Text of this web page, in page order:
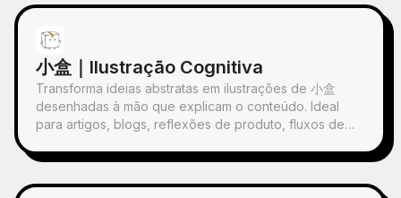
uma pequena marca quente. O título geralmente
permanece muito pequeno, poético e como uma
etiqueta de exposição, sem se sobrepor. Adequado
para criar cartazes de arte minimalistas, séries de
relíquias fotográficas, cartazes de imagens de
arquitetura e cidade, fotografia editorial abstrata,
visuais para propagação em dispositivos móveis como
小盒｜Ilustração Cognitiva
Transforma ideias abstratas em ilustrações de 小盒
desenhadas à mão que explicam o conteúdo. Ideal
para artigos, blogs, reflexões de produto, fluxos de
a 小盒 permanece sempre fechada e realiza